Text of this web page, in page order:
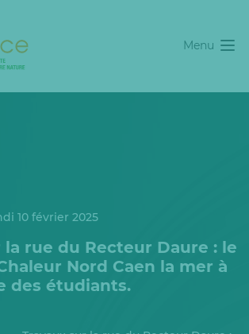
Menu
10 février 2025
la rue du Recteur Daure : le
Nord Caen la mer à
des étudiants.